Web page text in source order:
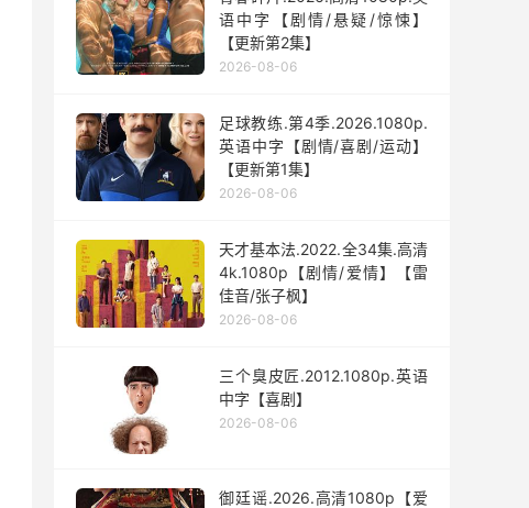
语中字【剧情/悬疑/惊悚】
【更新第2集】
2026-08-06
足球教练.第4季.2026.1080p.
英语中字【剧情/喜剧/运动】
【更新第1集】
2026-08-06
天才基本法.2022.全34集.高清
4k.1080p【剧情/爱情】【雷
佳音/张子枫】
2026-08-06
三个臭皮匠.2012.1080p.英语
中字【喜剧】
2026-08-06
御廷谣.2026.高清1080p【爱